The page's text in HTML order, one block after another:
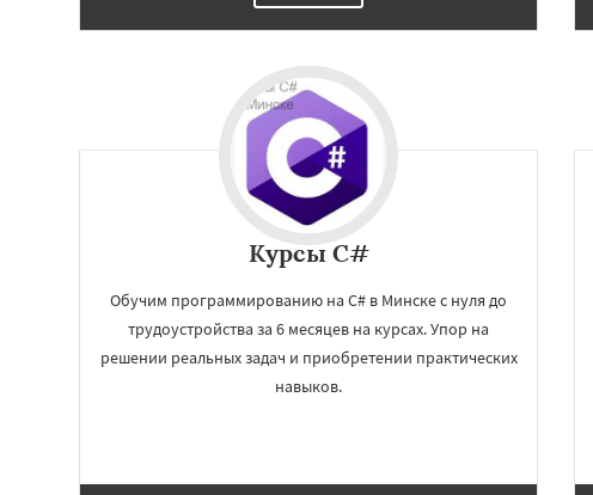
регионам
Курсы C#
Обучим программированию на C# в Минске с нуля до
трудоустройства за 6 месяцев на курсах. Упор на
решении реальных задач и приобретении практических
навыков.